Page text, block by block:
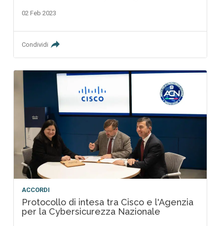
02 Feb 2023
Condividi
ACCORDI
Protocollo di intesa tra Cisco e l'Agenzia
per la Cybersicurezza Nazionale